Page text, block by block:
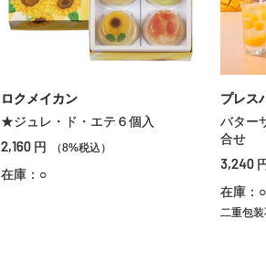
ロクメイカン
★ジュレ・ド・エテ６個入
2,160 円 （8%税込）
在庫：○
プレス
バター
合せ
3,240 円
在庫：○
二重包